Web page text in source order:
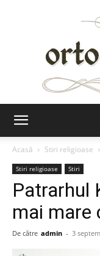
Acasă
Stiri religioase
Stiri religioase Stiri
Patrarhul
mai mare
De către admin - 3